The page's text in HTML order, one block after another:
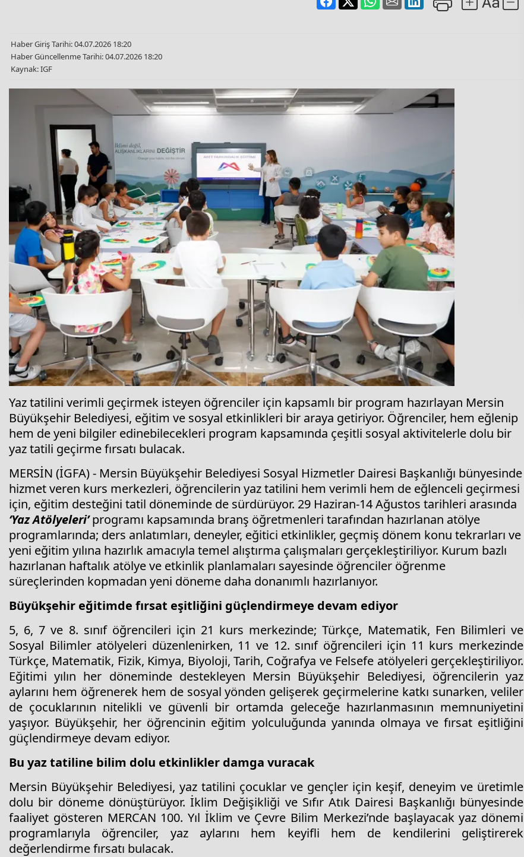
Haber Giriş Tarihi: 04.07.2026 18:20
Haber Güncellenme Tarihi: 04.07.2026 18:20
Kaynak: IGF
Yaz tatilini verimli geçirmek isteyen öğrenciler için kapsamlı bir program hazırlayan Mersin
Büyükşehir Belediyesi, eğitim ve sosyal etkinlikleri bir araya getiriyor. Öğrenciler, hem eğlenip
hem de yeni bilgiler edinebilecekleri program kapsamında çeşitli sosyal aktivitelerle dolu bir
yaz tatili geçirme fırsatı bulacak.
MERSİN (İGFA) - Mersin Büyükşehir Belediyesi Sosyal Hizmetler Dairesi Başkanlığı bünyesinde
hizmet veren kurs merkezleri, öğrencilerin yaz tatilini hem verimli hem de eğlenceli geçirmesi
için, eğitim desteğini tatil döneminde de sürdürüyor. 29 Haziran-14 Ağustos tarihleri arasında
‘Yaz Atölyeleri’programı kapsamında branş öğretmenleri tarafından hazırlanan atölye
programlarında; ders anlatımları, deneyler, eğitici etkinlikler, geçmiş dönem konu tekrarları ve
yeni eğitim yılına hazırlık amacıyla temel alıştırma çalışmaları gerçekleştiriliyor. Kurum bazlı
hazırlanan haftalık atölye ve etkinlik planlamaları sayesinde öğrenciler öğrenme
süreçlerinden kopmadan yeni döneme daha donanımlı hazırlanıyor.
Büyükşehir eğitimde fırsat eşitliğini güçlendirmeye devam ediyor
5, 6, 7 ve 8. sınıf öğrencileri için 21 kurs merkezinde; Türkçe, Matematik, Fen Bilimleri ve
Sosyal Bilimler atölyeleri düzenlenirken, 11 ve 12. sınıf öğrencileri için 11 kurs merkezinde
Türkçe, Matematik, Fizik, Kimya, Biyoloji, Tarih, Coğrafya ve Felsefe atölyeleri gerçekleştiriliyor.
Eğitimi yılın her döneminde destekleyen Mersin Büyükşehir Belediyesi, öğrencilerin yaz
aylarını hem öğrenerek hem de sosyal yönden gelişerek geçirmelerine katkı sunarken, veliler
de çocuklarının nitelikli ve güvenli bir ortamda geleceğe hazırlanmasının memnuniyetini
yaşıyor. Büyükşehir, her öğrencinin eğitim yolculuğunda yanında olmaya ve fırsat eşitliğini
güçlendirmeye devam ediyor.
Bu yaz tatiline bilim dolu etkinlikler damga vuracak
Mersin Büyükşehir Belediyesi, yaz tatilini çocuklar ve gençler için keşif, deneyim ve üretimle
dolu bir döneme dönüştürüyor. İklim Değişikliği ve Sıfır Atık Dairesi Başkanlığı bünyesinde
faaliyet gösteren MERCAN 100. Yıl İklim ve Çevre Bilim Merkezi’nde başlayacak yaz dönemi
programlarıyla öğrenciler, yaz aylarını hem keyifli hem de kendilerini geliştirerek
değerlendirme fırsatı bulacak.